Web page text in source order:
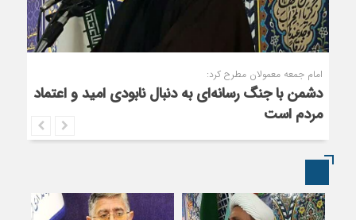
امام جمعه معمولان مطرح کرد:
دشمن با جنگ رسانه‌ای به دنبال نابودی امید و اعتماد
مردم است